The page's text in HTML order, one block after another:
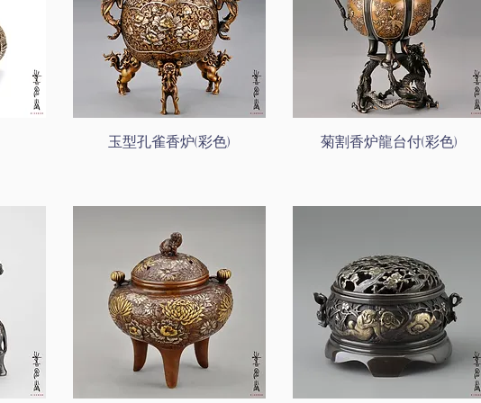
玉型孔雀香炉(彩色) 菊割香炉龍台付(彩色)